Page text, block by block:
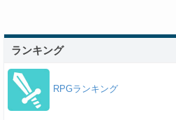
ランキング
RPGランキング